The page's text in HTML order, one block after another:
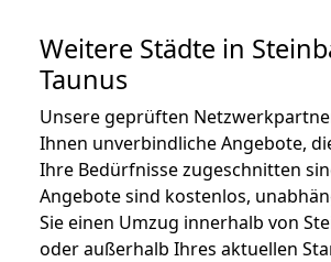
Weitere Städte in
Taunus
Unsere geprüften
Ihnen unverbindliche Angebote,
Ihre Bedürfnisse zugeschnitten
Angebote sind kostenlos,
Sie einen Umzug innerhalb von
oder außerhalb Ihres aktuellen